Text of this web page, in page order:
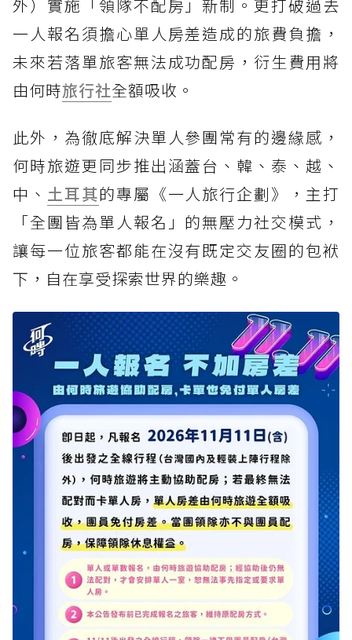
外）實施「領隊不配房」新制。更打破過去
一人報名須擔心單人房差造成的旅費負擔，
未來若落單旅客無法成功配房，衍生費用將
由何時旅行社全額吸收。
此外，為徹底解決單人參團常有的邊緣感，
何時旅遊更同步推出涵蓋台、韓、泰、越、
中、 土耳其的專屬《一人旅行企劃》，主打
「全團皆為單人報名」的無壓力社交模式，
讓每一位旅客都能在沒有既定交友圈的包袱
下，自在享受探索世界的樂趣。